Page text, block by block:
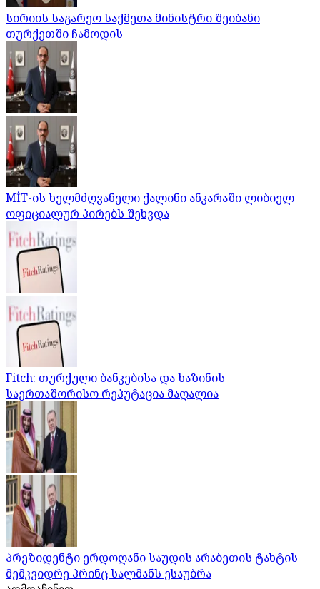
სირიის საგარეო საქმეთა მინისტრი შეიბანი
თურქეთში ჩამოდის
MİT-ის ხელმძღვანელი ქალინი ანკარაში ლიბიელ
ოფიციალურ პირებს შეხვდა
Fitch: თურქული ბანკებისა და ხაზინის
საერთაშორისო რეპუტაცია მაღალია
პრეზიდენტი ერდოღანი საუდის არაბეთის ტახტის
მემკვიდრე პრინც სალმანს ესაუბრა